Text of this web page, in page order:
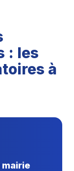
: les
à
mairie